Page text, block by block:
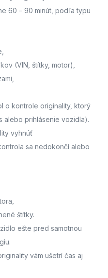
60 – 90 minút , podľa typu
(VIN, štítky, motor),
o kontrole originality, ktorý
alebo prihlásenie vozidla).
vyhnúť
sa nedokončí alebo
štítky.
ešte pred samotnou
vám ušetrí čas aj